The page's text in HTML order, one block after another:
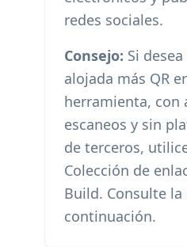
redes sociales.
Consejo: Si
alojada más QR
herramienta, con
escaneos y sin
de terceros,
Colección de
Build. Consulte
continuación.